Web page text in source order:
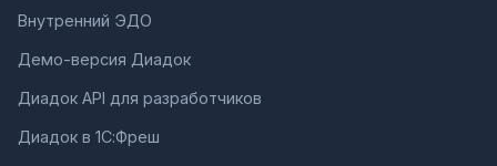
Внутренний ЭДО
Демо-версия Диадок
Диадок API для разработчиков
Диадок в 1С:Фреш